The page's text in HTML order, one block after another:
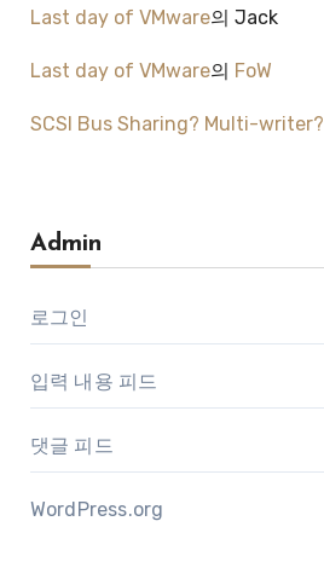
Last day of VMware의 Jack
Last day of VMware의 FoW
SCSI Bus Sharing? Multi-writer?
Admin
로그인
입력 내용 피드
댓글 피드
WordPress.org